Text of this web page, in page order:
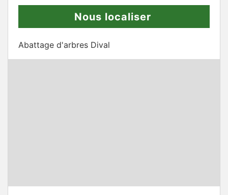
Nous localiser
Abattage d'arbres Dival